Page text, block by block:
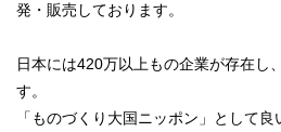
発・販売しております。
日本には420万以上もの企業が存在し
す。
「ものづくり大国ニッポン」として